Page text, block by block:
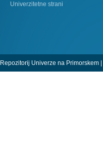
Univerzitetne strani
Repozitorij Univerze na Primorskem |